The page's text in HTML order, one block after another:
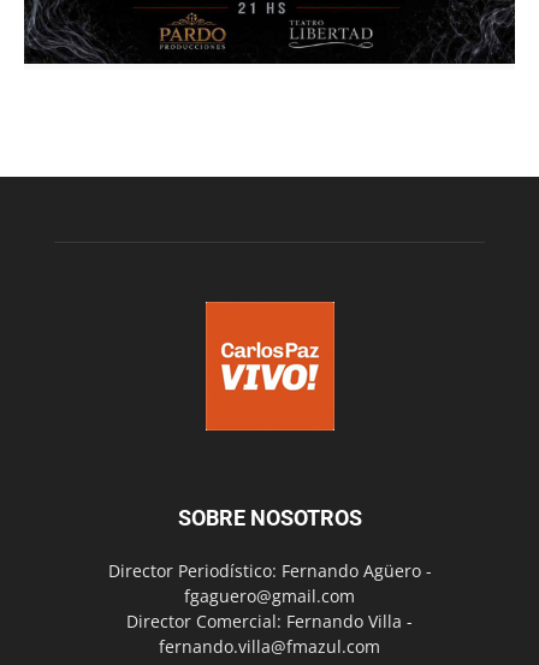
SOBRE NOSOTROS
Director Periodístico: Fernando Agüero -
fgaguero@gmail.com
Director Comercial: Fernando Villa -
fernando.villa@fmazul.com